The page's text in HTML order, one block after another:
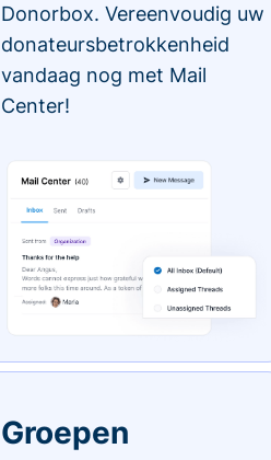
Donorbox. Vereenvoudig uw
donateursbetrokkenheid
vandaag nog met Mail
Center!
Groepen